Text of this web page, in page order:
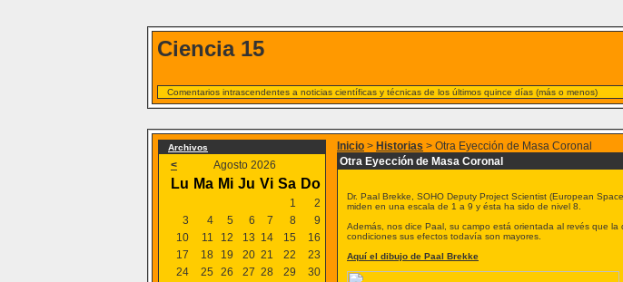
Ciencia 15
Comentarios intrascendentes a noticias científicas y técnicas de los últimos quince días (más o menos)
Archivos
< Agosto 2026
Lu Ma Mi Ju Vi Sa Do
1
2
3
4 5 6 7 8
9
10
11 12 13 14 15
16
17
18 19 20 21 22
23
24
25 26 27 28 29
30
Inicio > Historias > Otra Eyección de Masa Coronal
Otra Eyección de Masa Coronal
Dr. Paal Brekke, SOHO Deputy Project Scientist (European
miden en una escala de 1 a 9 y ésta ha sido de nivel 8.
Además, nos dice Paal, su campo está orientada al revés que
condiciones sus efectos todavía son mayores.
Aquí el dibujo de Paal Brekke